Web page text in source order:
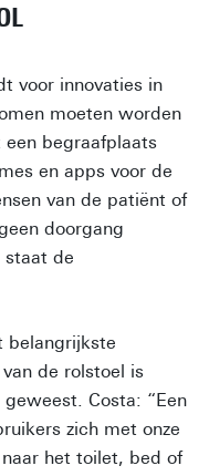
voor innovaties in
moeten worden
begraafplaats
en apps voor de
van de patiënt of
doorgang
staat de
belangrijkste
de rolstoel is
Costa: “Een
zich met onze
het toilet, bed of